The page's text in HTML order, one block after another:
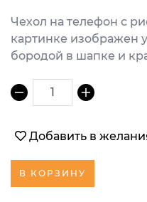
Чехол на телефон с
картинке
бородой в шапке и
1
Добавить в
В КОРЗИНУ